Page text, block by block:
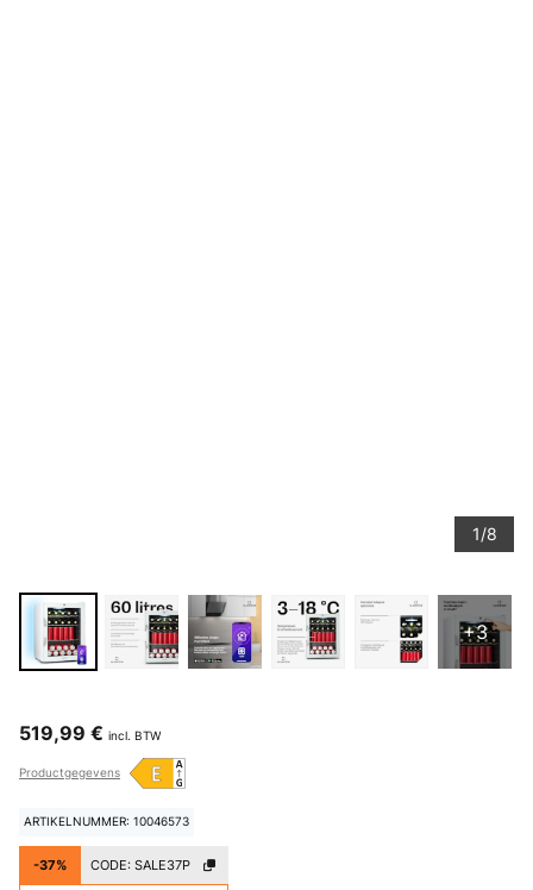
1/8
+3
519,99 € incl. BTW
Productgegevens
ARTIKELNUMMER: 10046573
-37% CODE: SALE37P